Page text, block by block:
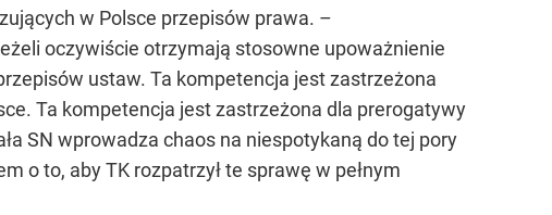
w Polsce przepisów prawa. –
oczywiście otrzymają stosowne upoważnienie
ustaw. Ta kompetencja jest zastrzeżona
Ta kompetencja jest zastrzeżona dla prerogatywy
SN wprowadza chaos na niespotykaną do tej pory
o to, aby TK rozpatrzył te sprawę w pełnym